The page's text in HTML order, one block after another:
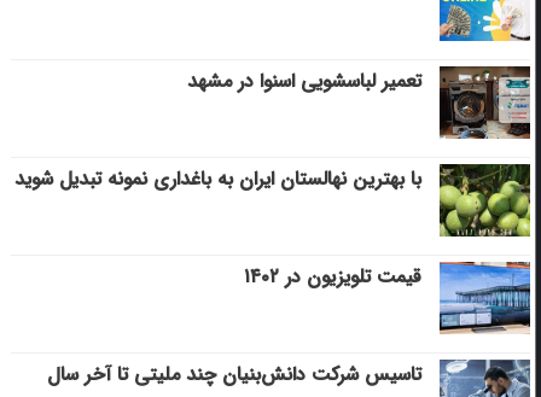
تعمیر لباسشویی اسنوا در مشهد
با بهترین نهالستان ایران به باغداری نمونه تبدیل شوید
قیمت تلویزیون در ۱۴۰۲
تاسیس شرکت دانش‌بنیان چند ملیتی تا آخر سال